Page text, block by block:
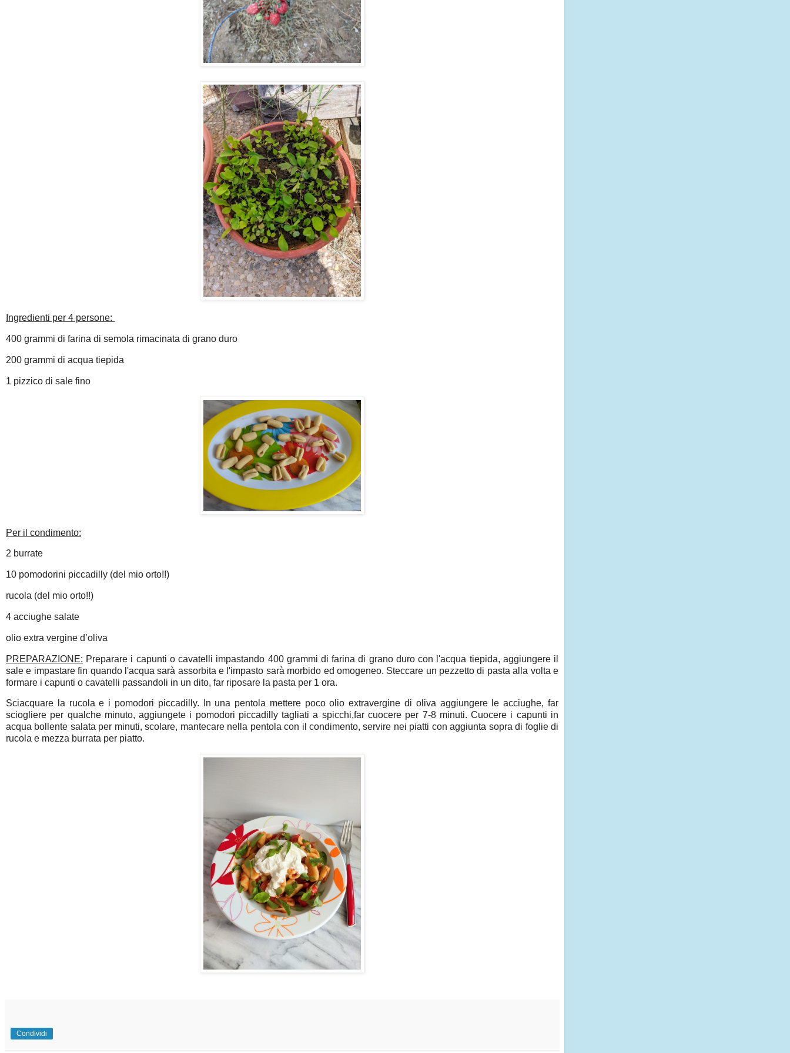
Ingredienti per 4 persone:
400 grammi di farina di semola rimacinata di grano duro
200 grammi di acqua tiepida
1 pizzico di sale fino
Per il condimento:
2 burrate
10 pomodorini piccadilly (del mio orto!!)
rucola (del mio orto!!)
4 acciughe salate
olio extra vergine d’oliva
PREPARAZIONE: Preparare i capunti o cavatelli impastando 400 grammi di farina di grano duro con l'acqua tiepida, aggiungere il
sale e impastare fin quando l'acqua sarà assorbita e l'impasto sarà morbido ed omogeneo. Steccare un pezzetto di pasta alla volta e
formare i capunti o cavatelli passandoli in un dito, far riposare la pasta per 1 ora.
Sciacquare la rucola e i pomodori piccadilly. In una pentola mettere poco olio extravergine di oliva aggiungere le acciughe, far
sciogliere per qualche minuto, aggiungete i pomodori piccadilly tagliati a spicchi,far cuocere per 7-8 minuti. Cuocere i capunti in
acqua bollente salata per minuti, scolare, mantecare nella pentola con il condimento, servire nei piatti con aggiunta sopra di foglie di
rucola e mezza burrata per piatto.
Condividi